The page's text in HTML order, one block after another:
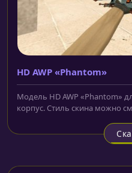
HD AWP «Phantom»
Модель HD AWP «Phantom»
корпус. Стиль скина можно